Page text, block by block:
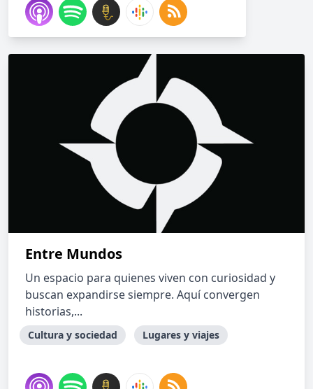
Entre Mundos
Un espacio para quienes viven con curiosidad y
buscan expandirse siempre. Aquí convergen
historias,...
Cultura y sociedad Lugares y viajes